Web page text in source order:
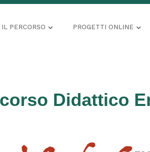
IL PERCORSO PROGETTI ONLINE
Didattico